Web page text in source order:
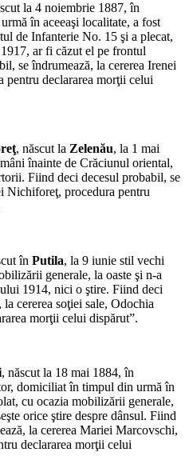
la 4 noiembrie 1887, în
în aceeaşi localitate, a fost
de Infanterie No. 15 şi a plecat,
ar fi căzut el pe frontul
se îndrumează, la cererea Irenei
declararea morţii celui
, născut la Zelenău, la 1 mai
înainte de Crăciunul oriental,
Fiind deci decesul probabil, se
Nichiforeţ, procedura pentru
în Putila, la 9 iunie stil vechi
generale, la oaste şi n-a
1914, nici o ştire. Fiind deci
cererea soţiei sale, Odochia
morţii celui dispărut”.
, născut la 18 mai 1884, în
domiciliat în timpul din urmă în
cu ocazia mobilizării generale,
orice ştire despre dânsul. Fiind
la cererea Mariei Marcovschi,
declararea morţii celui